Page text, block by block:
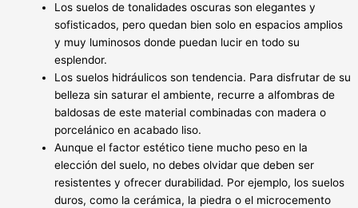
Los suelos de tonalidades oscuras son elegantes y
sofisticados, pero quedan bien solo en espacios amplios
y muy luminosos donde puedan lucir en todo su
esplendor.
Los suelos hidráulicos son tendencia. Para disfrutar de su
belleza sin saturar el ambiente, recurre a alfombras de
baldosas de este material combinadas con madera o
porcelánico en acabado liso.
Aunque el factor estético tiene mucho peso en la
elección del suelo, no debes olvidar que deben ser
resistentes y ofrecer durabilidad. Por ejemplo, los suelos
duros, como la cerámica, la piedra o el microcemento